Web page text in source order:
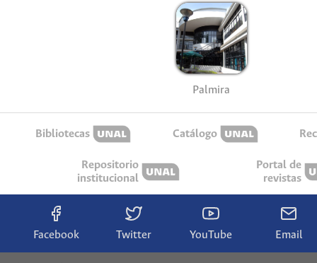
Palmira
Bibliotecas Catálogo
Repositorio
institucional
Portal de
revistas
Facebook Twitter YouTube Email